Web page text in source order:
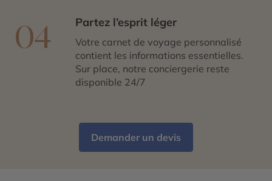
04 Partez l’esprit léger
Votre carnet de voyage personnalisé
contient les informations essentielles.
Sur place, notre conciergerie reste
disponible 24/7
Demander un devis